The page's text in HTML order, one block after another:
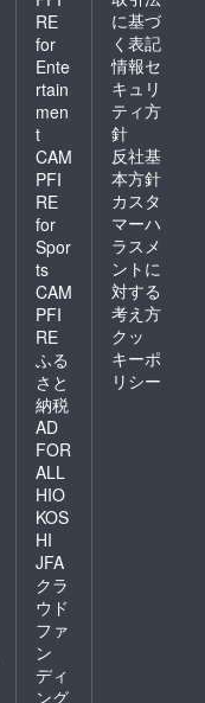
RE
for
Ente
rtain
men
t
CAM
PFI
RE
for
Spor
ts
CAM
PFI
RE
ふる
さと
納税
AD
FOR
ALL
HIO
KOS
HI
JFA
クラ
ウド
ファ
ン
ディ
ング
に基づ
く表記
情報セ
キュリ
ティ方
針
反社基
本方針
カスタ
マーハ
ラスメ
ントに
対する
考え方
クッ
キーポ
リシー